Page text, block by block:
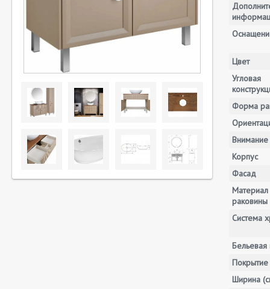
Цвет
Угловая
Форма
Внимание
Корпус
Фасад
Материал
раковины
Система
Бельевая
Покрытие
Ширина